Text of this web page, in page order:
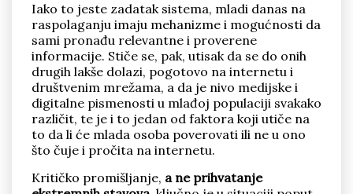
Iako to jeste zadatak sistema, mladi danas na
raspolaganju imaju mehanizme i mogućnosti da
sami pronađu relevantne i proverene
informacije. Stiče se, pak, utisak da se do onih
drugih lakše dolazi, pogotovo na internetu i
društvenim mrežama, a da je nivo medijske i
digitalne pismenosti u mlađoj populaciji svakako
različit, te je i to jedan od faktora koji utiče na
to da li će mlada osoba poverovati ili ne u ono
što čuje i pročita na internetu.
Kritičko promišljanje, a ne prihvatanje